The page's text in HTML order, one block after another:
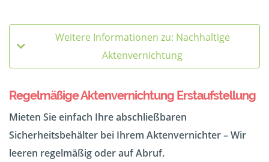
Weitere Informationen zu: Nachhaltige
Aktenvernichtung
Regelmäßige Aktenvernichtung Erstaufstellung
Mieten Sie einfach Ihre abschließbaren
Sicherheitsbehälter bei Ihrem Aktenvernichter – Wir
leeren regelmäßig oder auf Abruf.